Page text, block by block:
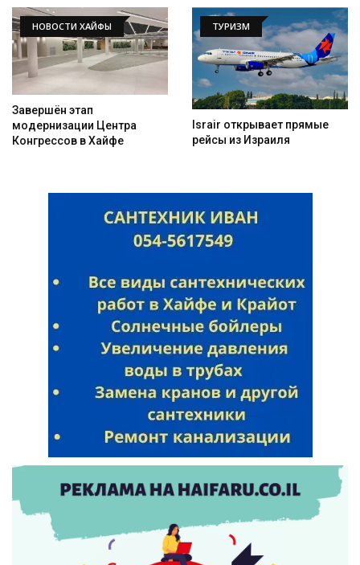
НОВОСТИ ХАЙФЫ
Завершён этап
модернизации Центра
Конгрессов в Хайфе
ТУРИЗМ
Israir открывает прямые
рейсы из Израиля